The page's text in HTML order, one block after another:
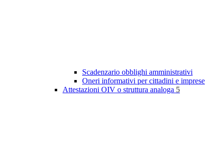
Scadenzario obblighi amministrativi
Oneri informativi per cittadini e imprese
Attestazioni OIV o struttura analoga 5